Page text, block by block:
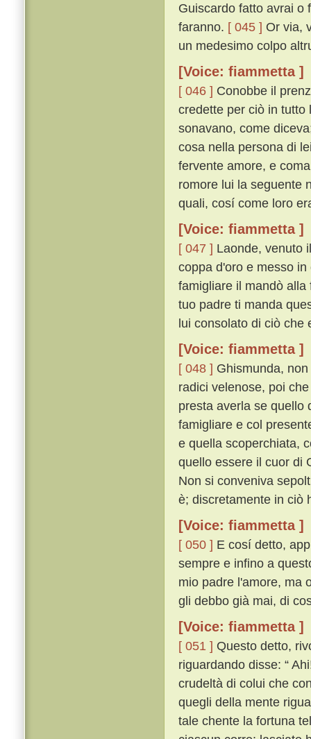
Guiscardo fatto avrai o
faranno. [ 045 ] Or via,
un medesimo colpo
[Voice: fiammetta ]
[ 046 ] Conobbe il
credette per ciò in
sonavano, come
cosa nella persona di
fervente amore, e
romore lui la seguente
quali, cosí come loro
[Voice: fiammetta ]
[ 047 ] Laonde, venuto
coppa d'oro e messo
famigliare il mandò alla
tuo padre ti manda
lui consolato di ciò che
[Voice: fiammetta ]
[ 048 ] Ghismunda,
radici velenose, poi
presta averla se
famigliare e col
e quella scoperchiata,
quello essere il cuor di
Non si conveniva
è; discretamente in ciò
[Voice: fiammetta ]
[ 050 ] E cosí detto,
sempre e infino a
mio padre l'amore, ma
gli debbo già mai, di
[Voice: fiammetta ]
[ 051 ] Questo detto,
riguardando disse: “
crudeltà di colui che
quegli della mente
tale chente la fortuna